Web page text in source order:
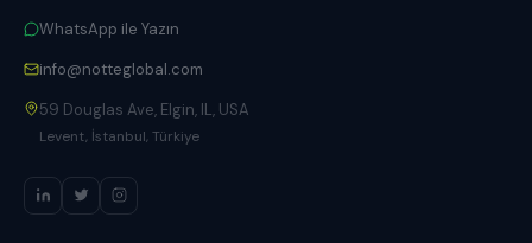
WhatsApp ile Yazın
info@notteglobal.com
59 Douglas Ave, Elgin, IL, USA
Levent, İstanbul, Türkiye